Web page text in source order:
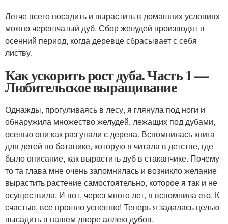
Легче всего посадить и вырастить в домашних условиях
можно черешчатый дуб. Сбор желудей производят в
осенний период, когда деревце сбрасывает с себя
листву.
Как ускорить рост дуба. Часть 1 —
Любительское выращивание
Однажды, прогуливаясь в лесу, я глянула под ноги и
обнаружила множество желудей, лежащих под дубами,
осенью они как раз упали с дерева. Вспомнилась книга
для детей по ботанике, которую я читала в детстве, где
было описание, как вырастить дуб в стаканчике. Почему-
то та глава мне очень запомнилась и возникло желание
вырастить растение самостоятельно, которое я так и не
осуществила. И вот, через много лет, я вспомнила его. К
счастью, все прошло успешно! Теперь я задалась целью
высадить в нашем дворе аллею дубов.